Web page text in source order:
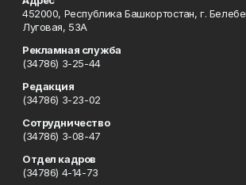
452000, Республика Башкортостан, г.
Луговая, 53А
Рекламная служба
(34786) 3-25-44
Редакция
(34786) 3-23-02
Сотрудничество
(34786) 3-08-47
Отдел кадров
(34786) 4-14-73